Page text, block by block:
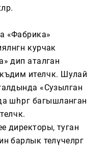
«Фабрика»
курчак
дип аталган
ителәчәк. Шулай
«Сузылган
багышланган
директоры, туган
теләүчеләргә